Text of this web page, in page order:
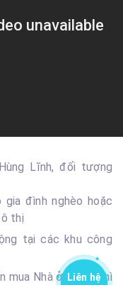
Lĩnh, đối tượng
đình nghèo hoặc
thị
tại các khu công
mua Nhà ở xã hội thì
Liên hệ